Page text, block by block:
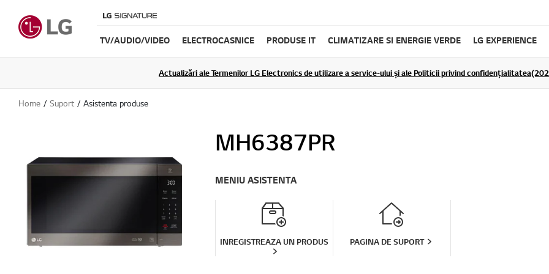
TV/AUDIO/VIDEO ELECTROCASNICE PRODUSE IT CLIMATIZARE SI ENERGIE VERDE LG EXPERIENCE
Actualizări ale Termenilor LG Electronics de utilizare a service-ului și ale Politicii privind
Home Suport Asistenta produse
MH6387PR
MENIU ASISTENTA
INREGISTREAZA UN PRODUS PAGINA DE SUPORT